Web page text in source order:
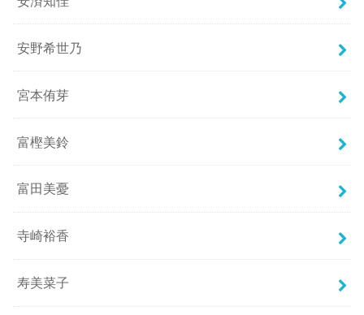
安野希世乃
宮本侑芽
富樫美鈴
富田美憂
寺崎裕香
寿美菜子